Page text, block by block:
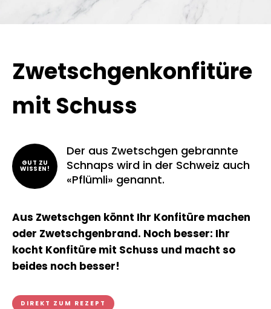
Zwetschgenkonfitüre
mit Schuss
GUT ZU
WISSEN!
Der aus Zwetschgen gebrannte
Schnaps wird in der Schweiz auch
«Pflümli» genannt.
Aus Zwetschgen könnt Ihr Konfitüre machen
oder Zwetschgenbrand. Noch besser: Ihr
kocht Konfitüre mit Schuss und macht so
beides noch besser!
DIREKT ZUM REZEPT